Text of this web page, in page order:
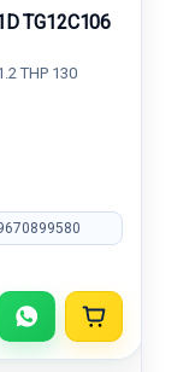
TG12C106
THP 130